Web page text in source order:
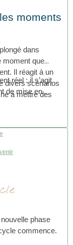
moments
dans
moment que
Il réagit à un
divers scénarios
à mettre des
ou connues.
réel : il s’agit
de mise en
phase
commence.